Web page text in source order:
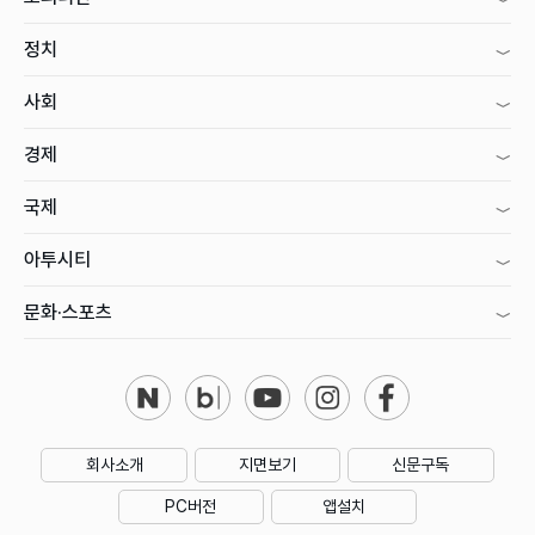
정치
사회
경제
국제
아투시티
문화·스포츠
회사소개 지면보기 신문구독
PC버전 앱설치